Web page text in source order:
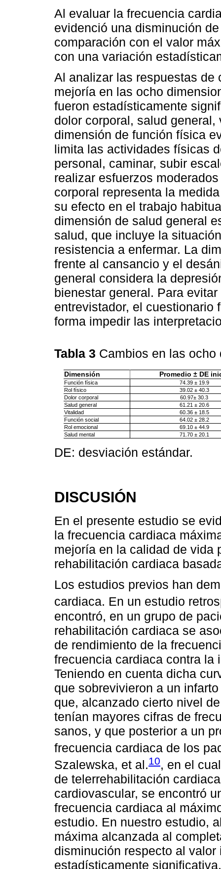
Al evaluar la frecuencia
evidenció una disminución
comparación con el valor
con una variación
Al analizar las respuestas de
mejoría en las ocho
fueron estadísticamente
dolor corporal, salud
dimensión de función física
limita las actividades físicas
personal, caminar, subir
realizar esfuerzos
corporal representa la
su efecto en el trabajo
dimensión de salud general
salud, que incluye la
resistencia a enfermar. La
frente al cansancio y el
general considera la
bienestar general. Para
entrevistador, el cuestionario
forma impedir las
Tabla 3 Cambios en las
Dimensión Promedio ± DE
Función física
74.39 ± 19.9
Rol físico
39.02 ± 40.3
Dolor corporal
60.97± 30.3
Salud general
61.21 ± 20.6
Vitalidad
60.36 ± 18.5
Función social
64.02 ± 28.2
Rol emocional
69.10 ± 44.9
Salud mental
71.70 ± 20.1
DE: desviación estándar.
DISCUSIÓN
En el presente estudio se
la frecuencia cardiaca
mejoría en la calidad de vida
rehabilitación cardiaca
Los estudios previos han
cardiaca. En un estudio
encontró, en un grupo de
rehabilitación cardiaca se
de rendimiento de la
frecuencia cardiaca contra la
Teniendo en cuenta dicha
que sobrevivieron a un
que, alcanzado cierto nivel
tenían mayores cifras de
sanos, y que posterior a un
frecuencia cardiaca de los
Szalewska, et al.10, en el
de telerrehabilitación
cardiovascular, se encontró
frecuencia cardiaca al
estudio. En nuestro estudio,
máxima alcanzada al
disminución respecto al
estadísticamente